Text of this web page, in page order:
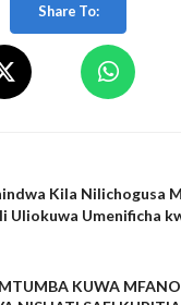
Share To:
Kila Nilichogusa
Uliokuwa Umenificha
KUWA